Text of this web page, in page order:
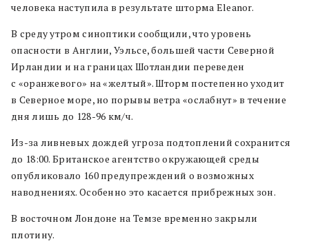
человека наступила в результате шторма Eleanor.
В среду утром синоптики сообщили, что уровень
опасности в Англии, Уэльсе, большей части Северной
Ирландии и на границах Шотландии переведен
с «оранжевого» на «желтый». Шторм постепенно уходит
в Северное море, но порывы ветра «ослабнут» в течение
дня лишь до 128-96 км/ч.
Из-за ливневых дождей угроза подтоплений сохранится
до 18:00. Британское агентство окружающей среды
опубликовало 160 предупреждений о возможных
наводнениях. Особенно это касается прибрежных зон.
В восточном Лондоне на Темзе временно закрыли
плотину.